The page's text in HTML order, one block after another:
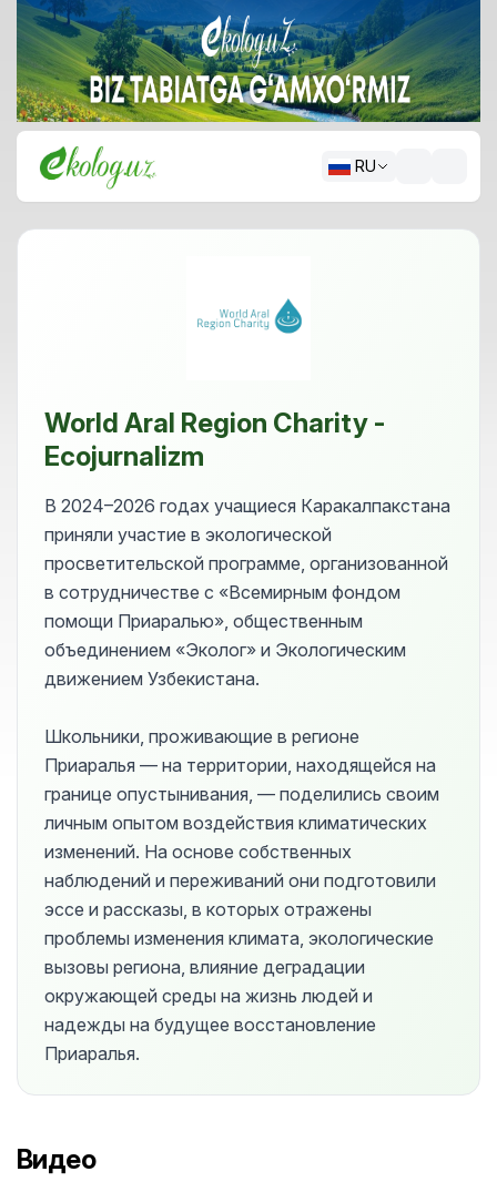
RU
World Aral Region Charity -
Ecojurnalizm
В 2024–2026 годах учащиеся Каракалпакстана
приняли участие в экологической
просветительской программе, организованной
в сотрудничестве с «Всемирным фондом
помощи Приаралью», общественным
объединением «Эколог» и Экологическим
движением Узбекистана.
Школьники, проживающие в регионе
Приаралья — на территории, находящейся на
границе опустынивания, — поделились своим
личным опытом воздействия климатических
изменений. На основе собственных
наблюдений и переживаний они подготовили
эссе и рассказы, в которых отражены
проблемы изменения климата, экологические
вызовы региона, влияние деградации
окружающей среды на жизнь людей и
надежды на будущее восстановление
Приаралья.
Видео